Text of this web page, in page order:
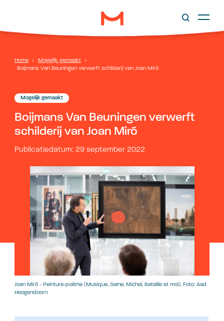
Home › Mogelijk gemaakt
›
Boijmans Van Beuningen verwerft schilderij van Joan Miró
Mogelijk gemaakt
Boijmans Van Beuningen verwerft
schilderij van Joan Miró
Publicatiedatum: 29 september 2022
Joan Miró - Peinture-poème (Musique, Seine, Michel, Bataille et moi), Foto: Aad
Hoogendoorn